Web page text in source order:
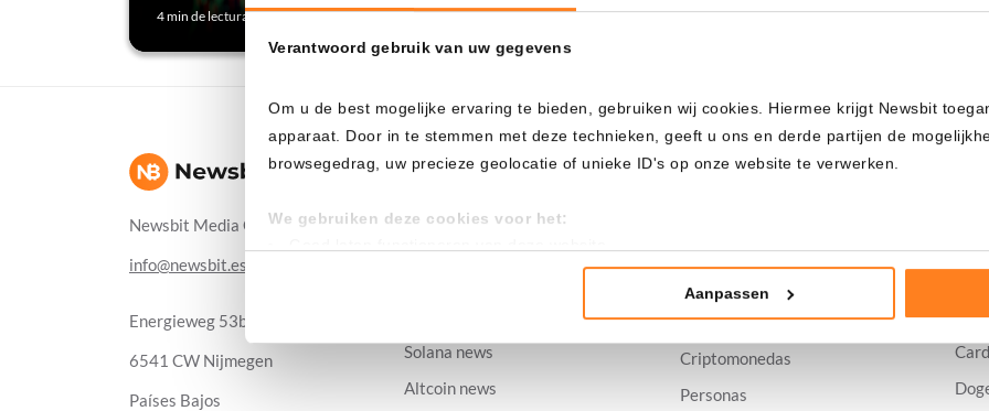
Verantwoord gebruik van uw gegevens
Om u de best mogelijke ervaring te bieden, gebruiken wij cookies. Hiermee krijgt Newsbit
apparaat. Door in te stemmen met deze technieken, geeft u ons en derde partijen de
browsegedrag, uw precieze geolocatie of unieke ID's op onze website te verwerken.
We gebruiken deze cookies voor het:
Klik hieronder om ons toestemming te geven om deze technieken te gebruiken voor
gedetailleerde keuzes, waaronder het maken van bezwaar tegen bedrijven die
gerechtvaardigd belang. U kunt uw privacy-instellingen te allen tijde inzien en bijwerken door
Aanpassen
4 min de lectura 5 min de lectura
Newsbit Media Group
info@newsbit.es
Energieweg 53b
6541 CW Nijmegen
Países Bajos
News
Solana news
Altcoin news
Comprar
Explicación
Criptomonedas
Personas
XRP